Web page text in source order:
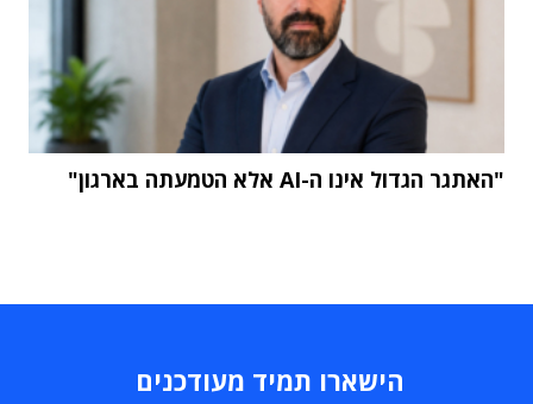
"האתגר הגדול אינו ה-AI אלא הטמעתה בארגון"
הישארו תמיד מעודכנים